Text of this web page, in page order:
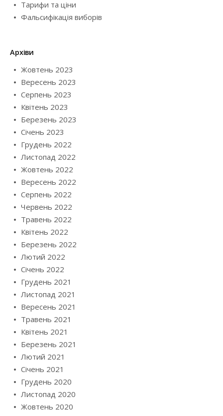
Тарифи та ціни
Фальсифікація виборів
Архіви
Жовтень 2023
Вересень 2023
Серпень 2023
Квітень 2023
Березень 2023
Січень 2023
Грудень 2022
Листопад 2022
Жовтень 2022
Вересень 2022
Серпень 2022
Червень 2022
Травень 2022
Квітень 2022
Березень 2022
Лютий 2022
Січень 2022
Грудень 2021
Листопад 2021
Вересень 2021
Травень 2021
Квітень 2021
Березень 2021
Лютий 2021
Січень 2021
Грудень 2020
Листопад 2020
Жовтень 2020